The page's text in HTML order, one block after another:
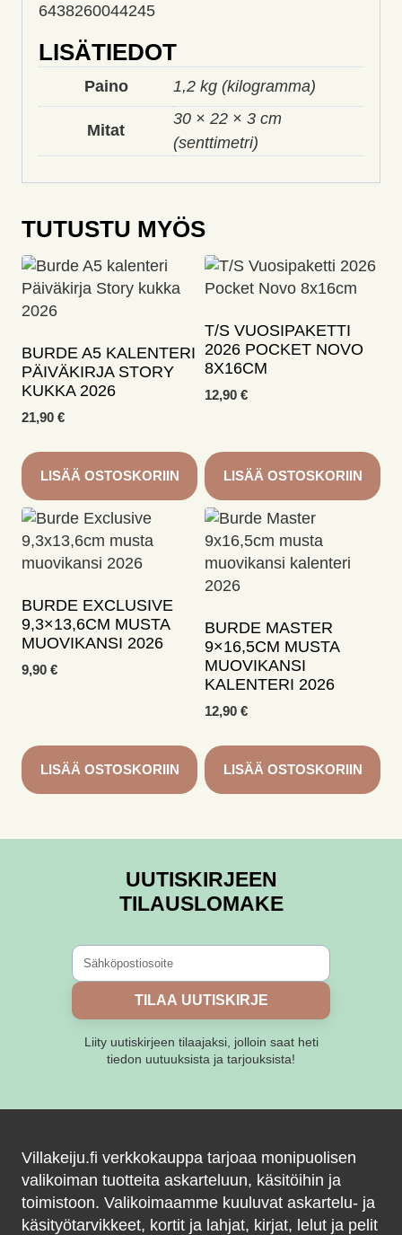
6438260044245
LISÄTIEDOT
Paino 1,2 kg (kilogramma)
Mitat
30 × 22 × 3 cm
(senttimetri)
TUTUSTU MYÖS
BURDE A5 KALENTERI
PÄIVÄKIRJA STORY
KUKKA 2026
21,90 €
LISÄÄ OSTOSKORIIN
T/S VUOSIPAKETTI
2026 POCKET NOVO
8X16CM
12,90 €
LISÄÄ OSTOSKORIIN
BURDE EXCLUSIVE
9,3×13,6CM MUSTA
MUOVIKANSI 2026
9,90 €
LISÄÄ OSTOSKORIIN
BURDE MASTER
9×16,5CM MUSTA
MUOVIKANSI
KALENTERI 2026
12,90 €
LISÄÄ OSTOSKORIIN
UUTISKIRJEEN
TILAUSLOMAKE
TILAA UUTISKIRJE
Liity uutiskirjeen tilaajaksi, jolloin saat heti
tiedon uutuuksista ja tarjouksista!
Villakeiju.fi verkkokauppa tarjoaa monipuolisen
valikoiman tuotteita askarteluun, käsitöihin ja
toimistoon. Valikoimaamme kuuluvat askartelu- ja
käsityötarvikkeet, kortit ja lahjat, kirjat, lelut ja pelit